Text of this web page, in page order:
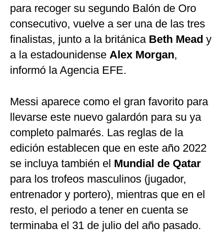
para recoger su segundo Balón de Oro
consecutivo, vuelve a ser una de las tres
finalistas, junto a la británica Beth Mead y
a la estadounidense Alex Morgan,
informó la Agencia EFE.
Messi aparece como el gran favorito para
llevarse este nuevo galardón para su ya
completo palmarés. Las reglas de la
edición establecen que en este año 2022
se incluya también el Mundial de Qatar
para los trofeos masculinos (jugador,
entrenador y portero), mientras que en el
resto, el periodo a tener en cuenta se
terminaba el 31 de julio del año pasado.